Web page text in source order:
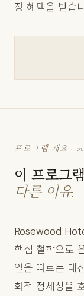
장 혜택을 받습
프로그램 개요 ·
이 프로그
다른 이유.
Rosewood
핵심 철학으로
얼을 따르는 대
화적 정체성을